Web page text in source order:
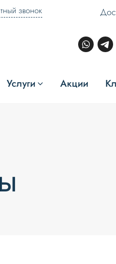
звонок
Услуги Акции